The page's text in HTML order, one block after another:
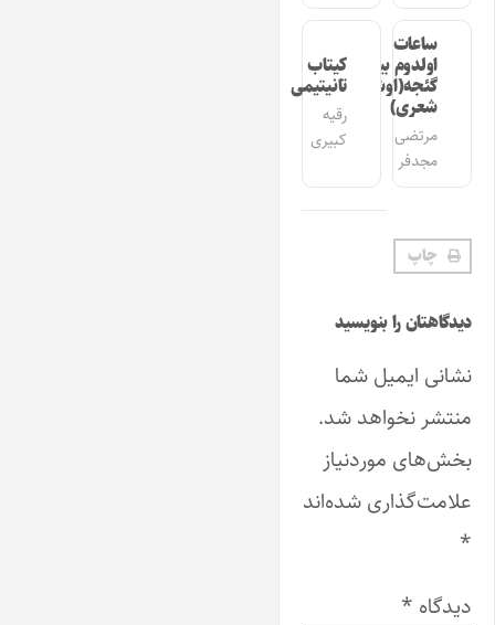
ساعات
اولدوم بیر
گئجه(اوشاق
شعری)
مرتضی
مجدفر
کیتاب
تانیتیمی
رقیه
کبیری
چاپ
دیدگاهتان را بنویسید
نشانی ایمیل شما
منتشر نخواهد شد.
بخش‌های موردنیاز
علامت‌گذاری شده‌اند
*
دیدگاه *